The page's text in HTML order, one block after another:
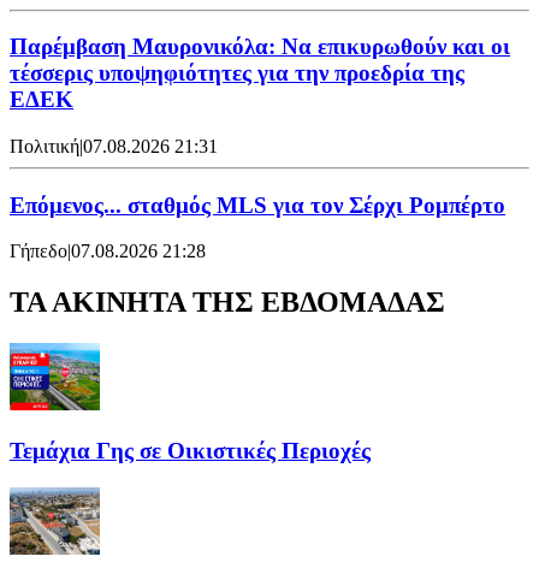
Παρέμβαση Μαυρονικόλα: Να επικυρωθούν και οι
τέσσερις υποψηφιότητες για την προεδρία της
ΕΔΕΚ
Πολιτική|07.08.2026 21:31
Επόμενος... σταθμός MLS για τον Σέρχι Ρομπέρτο
Γήπεδο|07.08.2026 21:28
ΤΑ ΑΚΙΝΗΤΑ ΤΗΣ ΕΒΔΟΜΑΔΑΣ
Τεμάχια Γης σε Οικιστικές Περιοχές